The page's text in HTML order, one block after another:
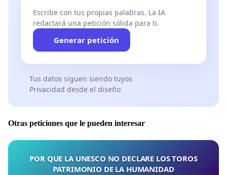
Escribe con tus propias palabras. La IA
redactará una petición sólida para ti.
Generar petición
Tus datos siguen siendo tuyos
Privacidad desde el diseño
Otras peticiones que le pueden interesar
POR QUE LA UNESCO NO DECLARE LOS TOROS
PATRIMONIO DE LA HUMANIDAD